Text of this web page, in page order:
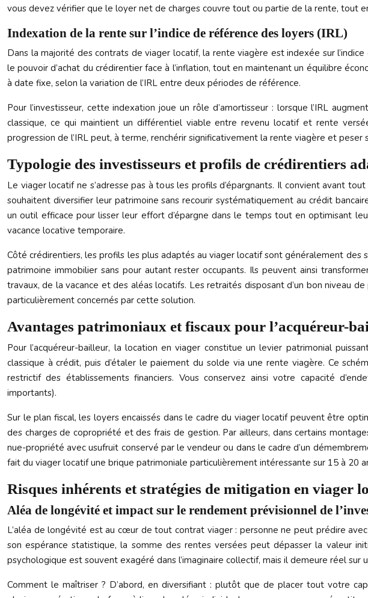
vous devez vérifier que le loyer net de charges couvre tout ou partie de la rente, tout
Indexation de la rente sur l’indice de référence des loyers (IRL)
Dans la majorité des contrats de viager locatif, la rente viagère est indexée sur
le pouvoir d’achat du crédirentier face à l’inflation, tout en maintenant un équilibre
à date fixe, selon la variation de l’IRL entre deux périodes de référence.
Pour l’investisseur, cette indexation joue un rôle d’amortisseur : lorsque l’IRL
classique, ce qui maintient un différentiel viable entre revenu locatif et rente
progression de l’IRL peut, à terme, renchérir significativement la rente viagère et
Typologie des investisseurs et profils de crédirentiers
Le viager locatif ne s’adresse pas à tous les profils d’épargnants. Il convient avant
souhaitent diversifier leur patrimoine sans recourir systématiquement au crédit
un outil efficace pour lisser leur effort d’épargne dans le temps tout en optimisant
vacance locative temporaire.
Côté crédirentiers, les profils les plus adaptés au viager locatif sont généralement des
patrimoine immobilier sans pour autant rester occupants. Ils peuvent ainsi
travaux, de la vacance et des aléas locatifs. Les retraités disposant d’un bon niveau
particulièrement concernés par cette solution.
Avantages patrimoniaux et fiscaux pour l’acquéreur-
Pour l’acquéreur-bailleur, la location en viager constitue un levier patrimonial
classique à crédit, puis d’étaler le paiement du solde via une rente viagère. Ce
restrictif des établissements financiers. Vous conservez ainsi votre capacité
importants).
Sur le plan fiscal, les loyers encaissés dans le cadre du viager locatif peuvent être
des charges de copropriété et des frais de gestion. Par ailleurs, dans certains
nue-propriété avec usufruit conservé par le vendeur ou dans le cadre d’un
fait du viager locatif une brique patrimoniale particulièrement intéressante sur 15 à 20
Risques inhérents et stratégies de mitigation en viager
Aléa de longévité et impact sur le rendement prévisionnel de
L’aléa de longévité est au cœur de tout contrat viager : personne ne peut prédire
son espérance statistique, la somme des rentes versées peut dépasser la valeur
psychologique est souvent exagéré dans l’imaginaire collectif, mais il demeure réel sur
Comment le maîtriser ? D’abord, en diversifiant : plutôt que de placer tout votre